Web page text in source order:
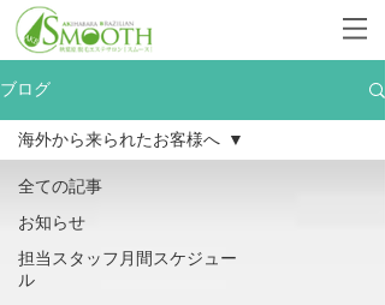
ブログ
全ての記事
お知らせ
担当スタッフ月間スケジュー
ル
海外から来られたお客様へ